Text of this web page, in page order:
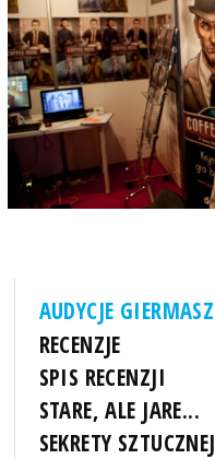
AUDYCJE
RECENZJE
SPIS RECENZJI
STARE, ALE JARE...
SEKRETY